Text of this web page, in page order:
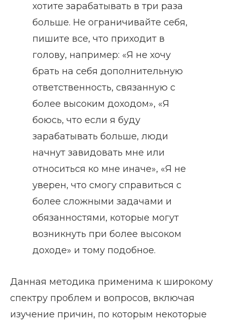
хотите зарабатывать в три раза
больше. Не ограничивайте себя,
пишите все, что приходит в
голову, например: «Я не хочу
брать на себя дополнительную
ответственность, связанную с
более высоким доходом», «Я
боюсь, что если я буду
зарабатывать больше, люди
начнут завидовать мне или
относиться ко мне иначе», «Я не
уверен, что смогу справиться с
более сложными задачами и
обязанностями, которые могут
возникнуть при более высоком
доходе» и тому подобное.
Данная методика применима к широкому
спектру проблем и вопросов, включая
изучение причин, по которым некоторые